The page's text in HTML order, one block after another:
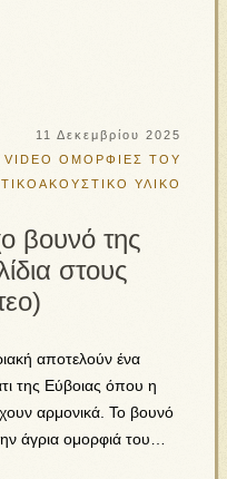
11 Δεκεμβρίου 2025
ΟΜΟΡΦΙΕΣ ΤΟΥ
ΥΛΙΚΟ
βουνό της
στους
αποτελούν ένα
της Εύβοιας όπου η
αρμονικά. Το βουνό
άγρια ομορφιά του…